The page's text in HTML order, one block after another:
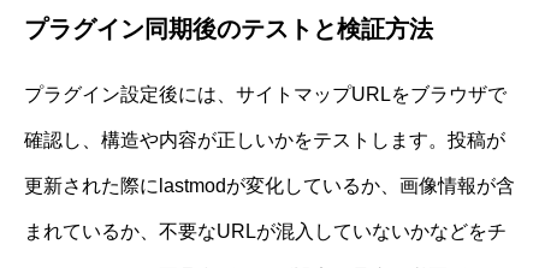
プラグイン同期後のテストと検証方法
プラグイン設定後には、サイトマップURLをブラウザで
確認し、構造や内容が正しいかをテストします。投稿が
更新された際にlastmodが変化しているか、画像情報が含
まれているか、不要なURLが混入していないかなどをチ